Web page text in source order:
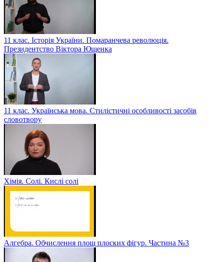
11 клас. Історія України. Помаранчева революція.
Президентство Віктора Ющенка
11 клас. Українська мова. Стилістичні особливості засобів
словотвору
Хімія. Солі. Кислі солі
Алгебра. Обчислення площ плоских фігур. Частина №3